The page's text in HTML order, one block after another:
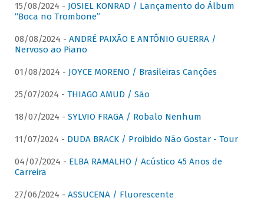
15/08/2024 - JOSIEL KONRAD / Lançamento do Álbum
“Boca no Trombone”
08/08/2024 - ANDRÉ PAIXÃO E ANTÔNIO GUERRA /
Nervoso ao Piano
01/08/2024 - JOYCE MORENO / Brasileiras Canções
25/07/2024 - THIAGO AMUD / São
18/07/2024 - SYLVIO FRAGA / Robalo Nenhum
11/07/2024 - DUDA BRACK / Proibido Não Gostar - Tour
04/07/2024 - ELBA RAMALHO / Acústico 45 Anos de
Carreira
27/06/2024 - ASSUCENA / Fluorescente